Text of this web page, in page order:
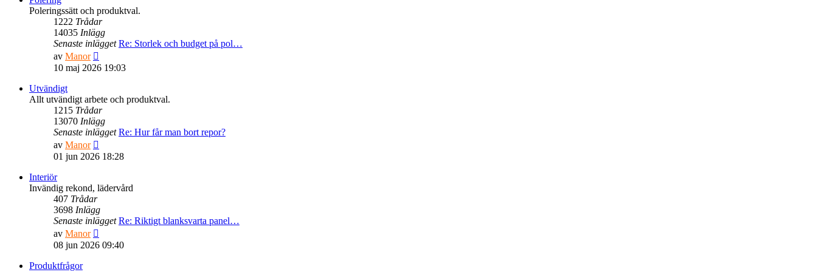
inlägget
Poleringssätt och produktval.
1222 Trådar
14035 Inlägg
Senaste inlägget Re: Storlek och budget på pol…
av Manor
till
inlägget
10 maj 2026 19:03
Utvändigt
Allt utvändigt arbete och produktval.
1215 Trådar
13070 Inlägg
Senaste inlägget Re: Hur får man bort repor?
av Manor
till
inlägget
01 jun 2026 18:28
Interiör
Invändig rekond, lädervård
407 Trådar
3698 Inlägg
Senaste inlägget Re: Riktigt blanksvarta panel…
av Manor
till
08 jun 2026 09:40
Produktfrågor